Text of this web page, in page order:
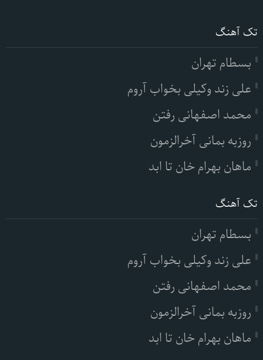
تک آهنگ
بسطام تهران
علی زند وکیلی بخواب آروم
محمد اصفهانی رفتن
روزبه بمانی آخرالزمون
ماهان بهرام خان تا ابد
تک آهنگ
بسطام تهران
علی زند وکیلی بخواب آروم
محمد اصفهانی رفتن
روزبه بمانی آخرالزمون
ماهان بهرام خان تا ابد